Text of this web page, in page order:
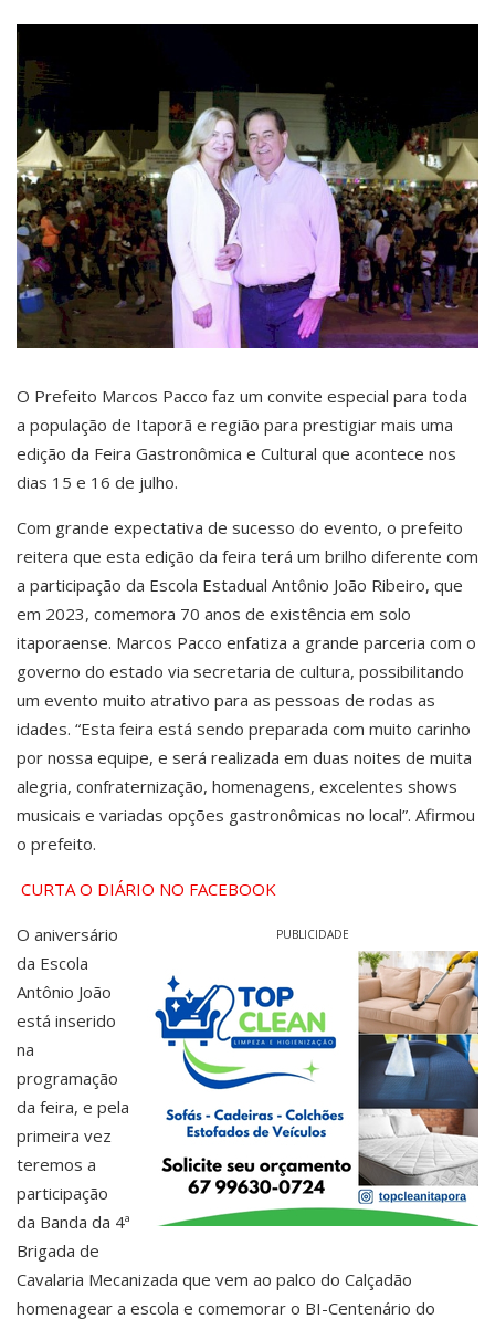
O Prefeito Marcos Pacco faz um convite especial para toda
a população de Itaporã e região para prestigiar mais uma
edição da Feira Gastronômica e Cultural que acontece nos
dias 15 e 16 de julho.
Com grande expectativa de sucesso do evento, o prefeito
reitera que esta edição da feira terá um brilho diferente com
a participação da Escola Estadual Antônio João Ribeiro, que
em 2023, comemora 70 anos de existência em solo
itaporaense. Marcos Pacco enfatiza a grande parceria com o
governo do estado via secretaria de cultura, possibilitando
um evento muito atrativo para as pessoas de rodas as
idades. “Esta feira está sendo preparada com muito carinho
por nossa equipe, e será realizada em duas noites de muita
alegria, confraternização, homenagens, excelentes shows
musicais e variadas opções gastronômicas no local”. Afirmou
o prefeito.
CURTA O DIÁRIO NO FACEBOOK
PUBLICIDADE
O aniversário
da Escola
Antônio João
está inserido
na
programação
da feira, e pela
primeira vez
teremos a
participação
da Banda da 4ª
Brigada de
Cavalaria Mecanizada que vem ao palco do Calçadão
homenagear a escola e comemorar o BI-Centenário do